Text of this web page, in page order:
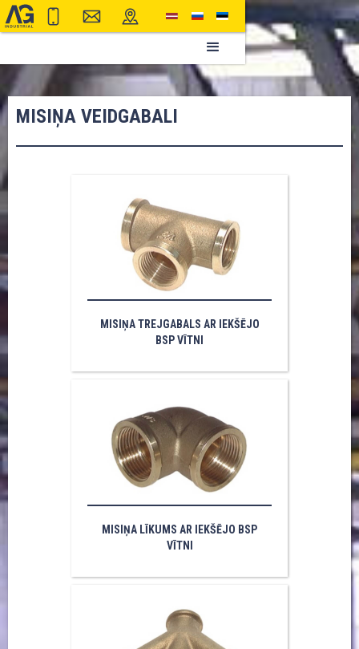
MISIŅA VEIDGABALI
MISIŅA TREJGABALS AR IEKŠĒJO
BSP VĪTNI
MISIŅA LĪKUMS AR IEKŠĒJO BSP
VĪTNI